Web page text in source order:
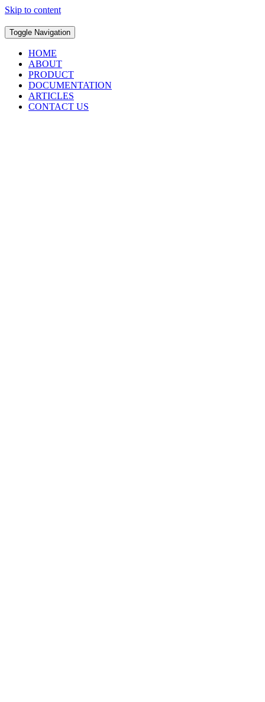
Skip to content
Toggle Navigation
HOME
ABOUT
PRODUCT
DOCUMENTATION
ARTICLES
CONTACT US